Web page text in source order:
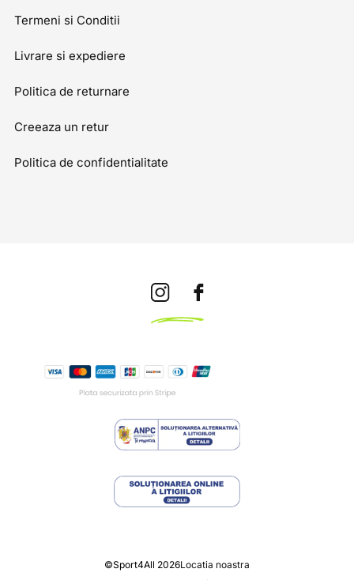
Termeni si Conditii
Livrare si expediere
Politica de returnare
Creeaza un retur
Politica de confidentialitate
©Sport4All 2026Locatia noastra